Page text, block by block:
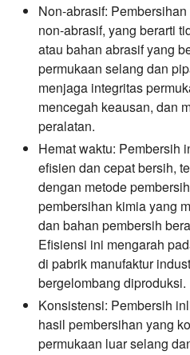
Non-abrasif:
non-abrasif, yang berarti
atau bahan abrasif yang
permukaan selang dan
menjaga integritas
mencegah keausan, dan
peralatan.
Hemat waktu: Pembersih
efisien dan cepat bersih,
dengan metode
pembersihan kimia yang
dan bahan pembersih
Efisiensi ini mengarah
di pabrik manufaktur
bergelombang diproduksi.
Konsistensi: Pembersih
hasil pembersihan yang
permukaan luar selang